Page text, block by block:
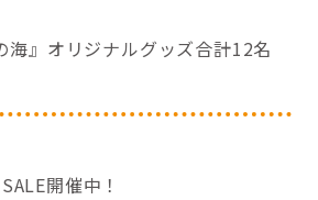
海』オリジナルグッズ合計12名
開催中！